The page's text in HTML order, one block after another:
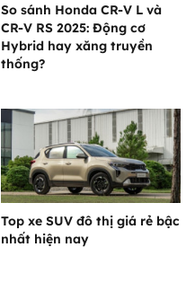
So sánh Honda CR-V L và
CR-V RS 2025: Động cơ
Hybrid hay xăng truyền
thống?
Top xe SUV đô thị giá rẻ bậc
nhất hiện nay